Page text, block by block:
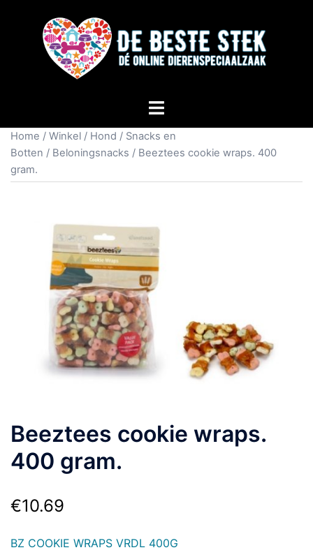
Home / Winkel / Hond / Snacks en
Botten / Beloningsnacks / Beeztees cookie wraps. 400
gram.
Beeztees cookie wraps.
400 gram.
€10.69
BZ COOKIE WRAPS VRDL 400G